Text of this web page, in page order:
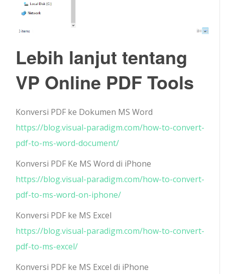
Lebih lanjut tentang
VP Online PDF Tools
Konversi PDF ke Dokumen MS Word
https://blog.visual-paradigm.com/how-to-convert-
pdf-to-ms-word-document/
Konversi PDF Ke MS Word di iPhone
https://blog.visual-paradigm.com/how-to-convert-
pdf-to-ms-word-on-iphone/
Konversi PDF ke MS Excel
https://blog.visual-paradigm.com/how-to-convert-
pdf-to-ms-excel/
Konversi PDF ke MS Excel di iPhone